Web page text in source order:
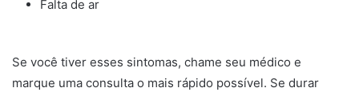
Falta de ar
Se você tiver esses sintomas, chame seu médico e
marque uma consulta o mais rápido possível. Se durar